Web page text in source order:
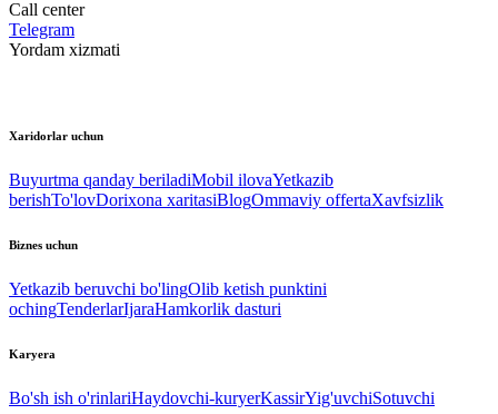
Call center
Telegram
Yordam xizmati
Xaridorlar uchun
Buyurtma qanday beriladiMobil ilovaYetkazib
berishTo'lovDorixona xaritasiBlogOmmaviy offertaXavfsizlik
Biznes uchun
Yetkazib beruvchi bo'lingOlib ketish punktini
ochingTenderlarIjaraHamkorlik dasturi
Karyera
Bo'sh ish o'rinlariHaydovchi-kuryerKassirYig'uvchiSotuvchi